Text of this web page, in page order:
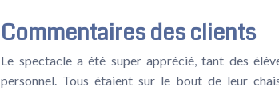
Commentaires des clients
Le spectacle a été super apprécié, tant des
personnel. Tous étaient sur le bout de leur